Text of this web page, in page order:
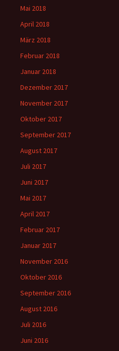
Mai 2018
April 2018
März 2018
Februar 2018
Januar 2018
Dezember 2017
November 2017
Oktober 2017
September 2017
August 2017
Juli 2017
Juni 2017
Mai 2017
April 2017
Februar 2017
Januar 2017
November 2016
Oktober 2016
September 2016
August 2016
Juli 2016
Juni 2016